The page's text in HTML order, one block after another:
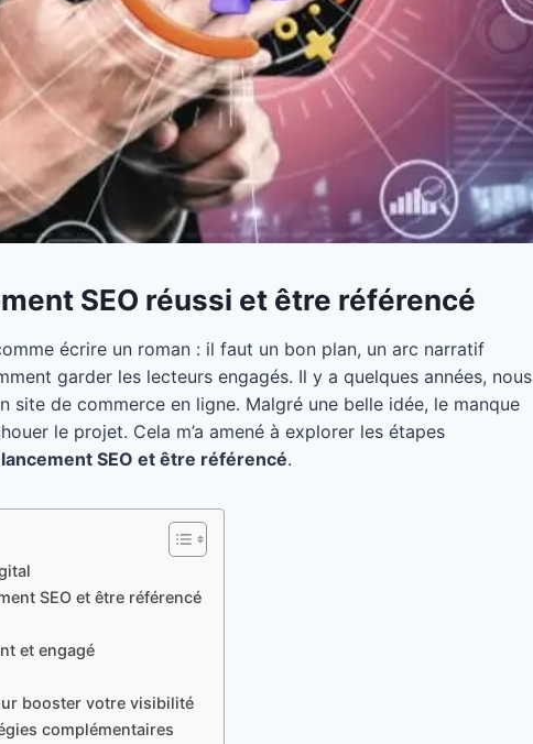
SEO réussi et être référencé
écrire un roman : il faut un bon plan, un arc narratif
garder les lecteurs engagés. Il y a quelques années, nous
site de commerce en ligne. Malgré une belle idée, le manque
le projet. Cela m’a amené à explorer les étapes
SEO et être référencé.
SEO et être référencé
et engagé
booster votre visibilité
complémentaires